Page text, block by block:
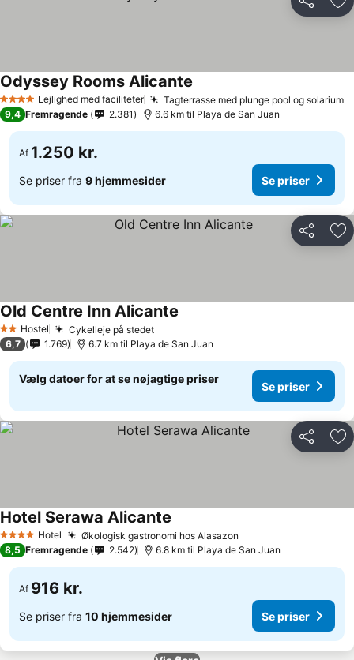
Del
4 StjernerLejlighed med faciliteter Tagterrasse med plunge pool og solarium
Odyssey Rooms Alicante
9,4 Fremragende 2.381 6.6 km til Playa de San Juan
Af 1.250 kr.
Se priser fra 9 hjemmesider Se priser
Del
2 Stjerner
Hostel Cykelleje på stedet
Old Centre Inn Alicante
6,7 1.769 6.7 km til Playa de San Juan
Vælg datoer for at se nøjagtige priser
Se priser
Del
4 StjernerHotel Økologisk gastronomi hos Alasazon
Hotel Serawa Alicante
8,5 Fremragende 2.542 6.8 km til Playa de San Juan
Af 916 kr.
Se priser fra 10 hjemmesider Se priser